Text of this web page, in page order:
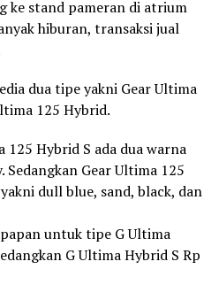
ke stand pameran di atrium
hiburan, transaksi jual
dua tipe yakni Gear Ultima
125 Hybrid.
Hybrid S ada dua warna
Gear Ultima 125
dull blue, sand, black, dan
untuk tipe G Ultima
G Ultima Hybrid S Rp